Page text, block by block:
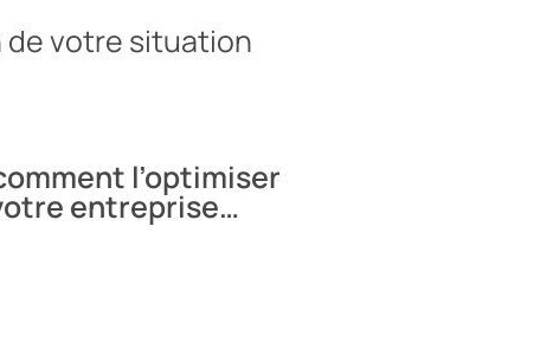
de votre situation
l’optimiser
entreprise…